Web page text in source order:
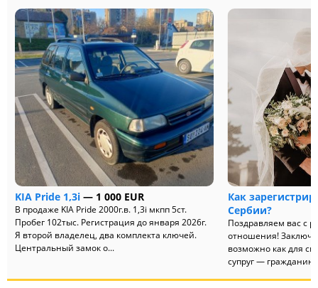
KIA Pride 1,3i— 1 000 EUR
В продаже KIA Pride 2000г.в. 1,3i мкпп 5ст.
Пробег 102тыс. Регистрация до января 2026г.
Я второй владелец, два комплекта ключей.
Центральный замок о...
Как
Сербии?
Поздравляем вас с
отношения!
возможно как для
супруг — гражданин